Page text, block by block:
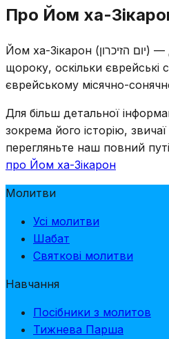
Поминальні церемонії
цвинтарях по всьому
могили загиблих солдатів.
закриті за законом, а
транслюють поминальні
відзначається урочистими
імен загиблих та
Про Йом ха-
Йом ха-Зікарон (יום הזיכרון) — дати змінюються
щороку, оскільки єврейські
єврейському місячно-
Для більш детальної
зокрема його історію,
перегляньте наш повний
про Йом ха-Зікарон
Молитви
Усі молитви
Шабат
Святкові молитви
Навчання
Посібники з молитов
Тижнева Парша